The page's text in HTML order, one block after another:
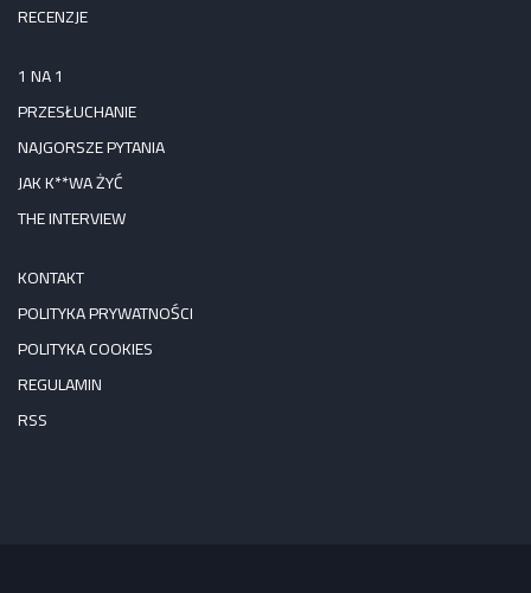
RECENZJE
1 NA 1
PRZESŁUCHANIE
NAJGORSZE PYTANIA
JAK K**WA ŻYĆ
THE INTERVIEW
KONTAKT
POLITYKA PRYWATNOŚCI
POLITYKA COOKIES
REGULAMIN
RSS